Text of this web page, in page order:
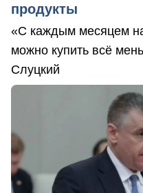
продукты
«С каждым месяцем
можно купить всё
Слуцкий